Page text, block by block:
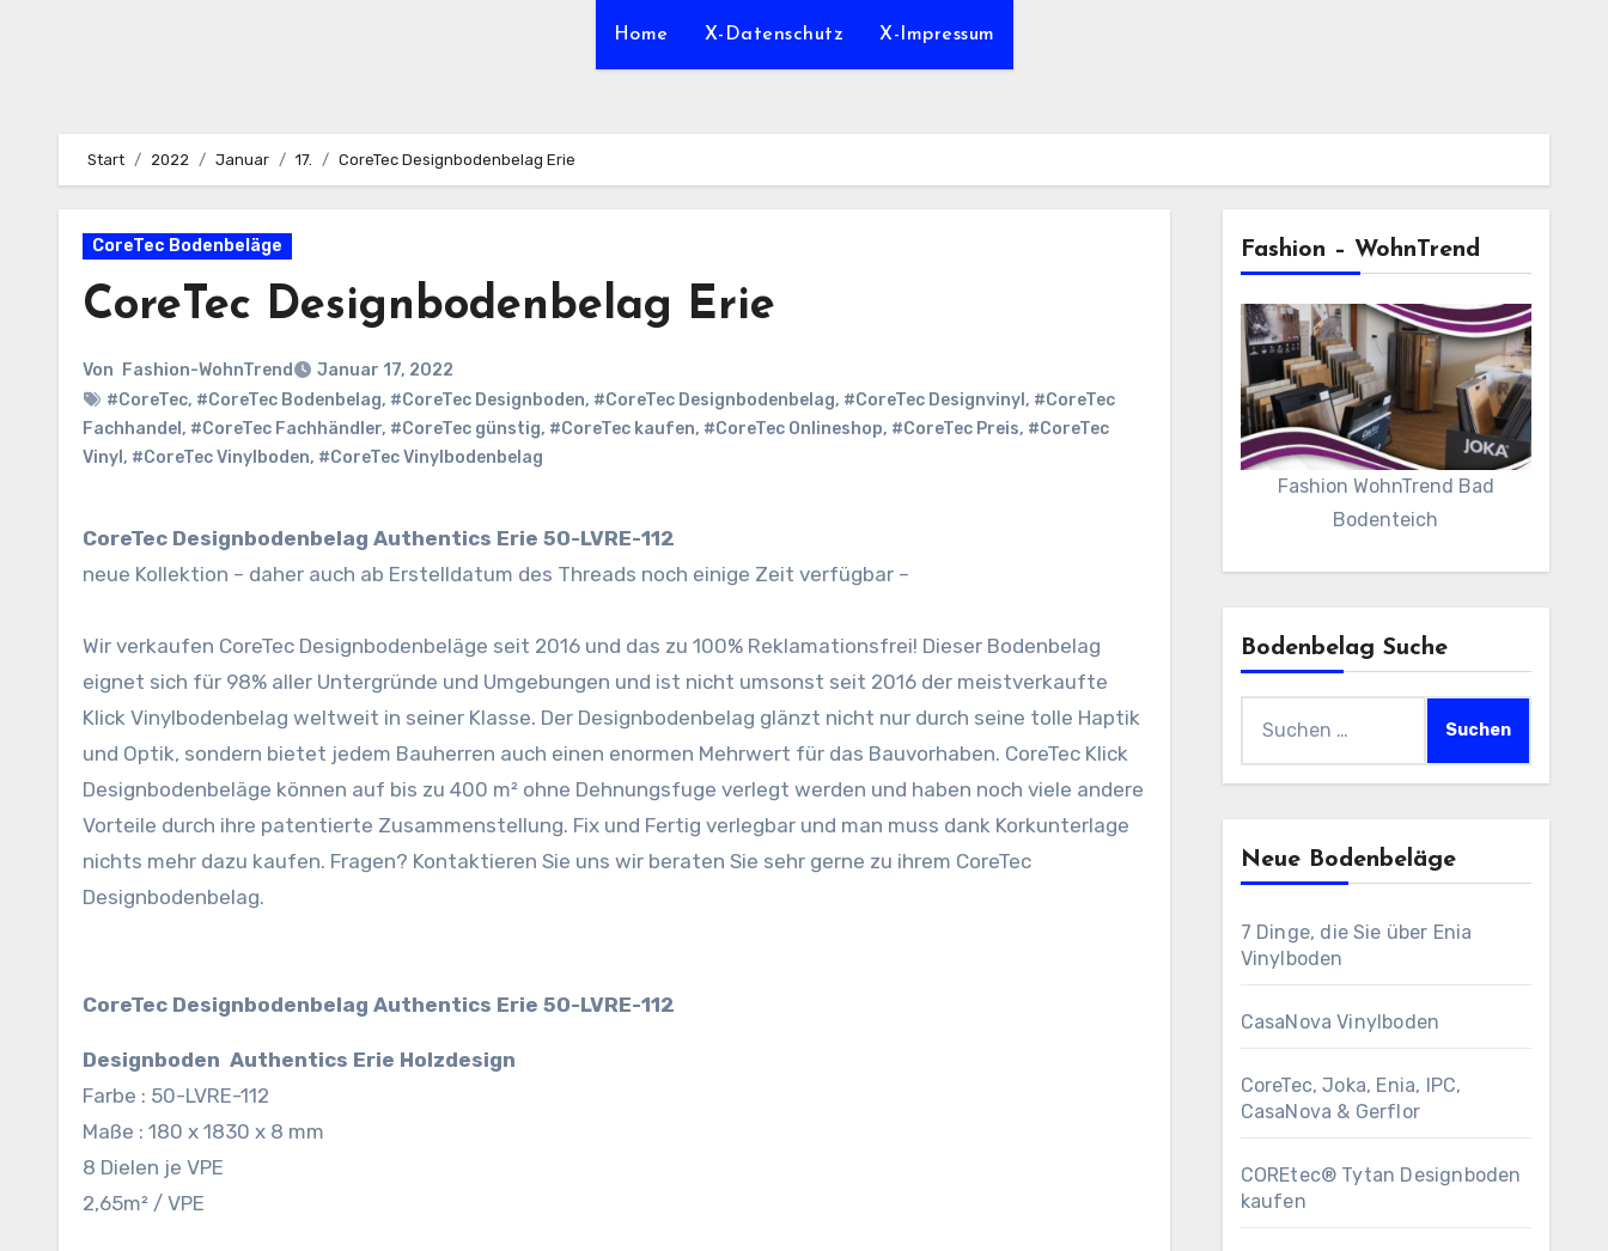
Home X-Datenschutz X-Impressum
Start 2022 Januar 17. CoreTec Designbodenbelag Erie
CoreTec Bodenbeläge
CoreTec Designbodenbelag Erie
Von Fashion-WohnTrend
Januar 17, 2022
#CoreTec, #CoreTec Bodenbelag, #CoreTec Designboden, #CoreTec Designbodenbelag, #CoreTec Designvinyl , #CoreTec
Fachhandel , #CoreTec Fachhändler, #CoreTec günstig, #CoreTec kaufen, #CoreTec Onlineshop, #CoreTec Preis, #CoreTec
Vinyl , #CoreTec Vinylboden, #CoreTec Vinylbodenbelag
CoreTec Designbodenbelag Authentics Erie 50-LVRE-112
neue Kollektion – daher auch ab Erstelldatum des Threads noch einige Zeit verfügbar –
Wir verkaufen CoreTec Designbodenbeläge seit 2016 und das zu 100% Reklamationsfrei! Dieser Bodenbelag
eignet sich für 98% aller Untergründe und Umgebungen und ist nicht umsonst seit 2016 der meistverkaufte
Klick Vinylbodenbelag weltweit in seiner Klasse. Der Designbodenbelag glänzt nicht nur durch seine tolle Haptik
und Optik, sondern bietet jedem Bauherren auch einen enormen Mehrwert für das Bauvorhaben. CoreTec Klick
Designbodenbeläge können auf bis zu 400 m² ohne Dehnungsfuge verlegt werden und haben noch viele andere
Vorteile durch ihre patentierte Zusammenstellung. Fix und Fertig verlegbar und man muss dank Korkunterlage
nichts mehr dazu kaufen. Fragen? Kontaktieren Sie uns wir beraten Sie sehr gerne zu ihrem CoreTec
Designbodenbelag.
CoreTec Designbodenbelag Authentics Erie 50-LVRE-112
Designboden Authentics Erie Holzdesign
Farbe : 50-LVRE-112
Maße : 180 x 1830 x 8 mm
8 Dielen je VPE
2,65m² / VPE
Fashion – WohnTrend
Fashion WohnTrend Bad
Bodenteich
Bodenbelag Suche
nach:
Neue Bodenbeläge
7 Dinge, die Sie über Enia
Vinylboden
CasaNova Vinylboden
CoreTec, Joka, Enia, IPC,
CasaNova & Gerflor
COREtec® Tytan Designboden
kaufen